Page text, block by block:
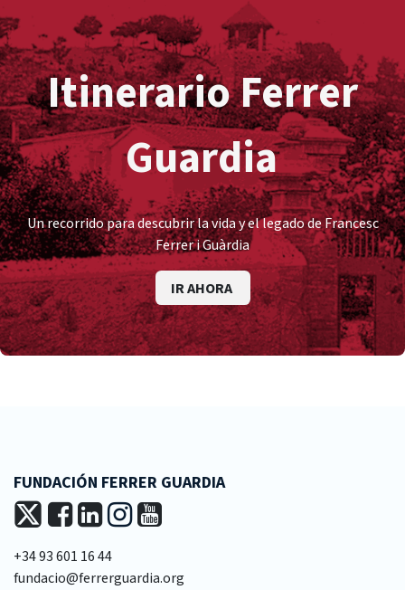
Itinerario Ferrer
Guardia
Un recorrido para descubrir la vida y el legado de Francesc
Ferrer i Guàrdia
IR AHORA
FUNDACIÓN FERRER GUARDIA
+34 93 601 16 44
fundacio@ferrerguardia.org